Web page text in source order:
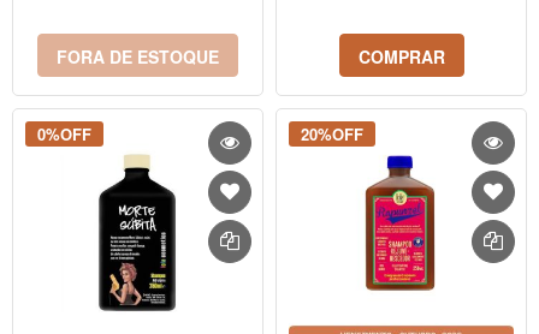
FORA DE ESTOQUE COMPRAR
0%OFF 20%OFF